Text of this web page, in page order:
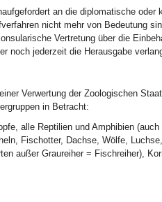
an die diplomatische oder
nicht mehr von Bedeutung
Vertretung über die
noch jederzeit die Herausgabe
Verwertung der Zoologischen
in Betracht:
alle Reptilien und Amphibien (auch
Fischotter, Dachse, Wölfe,
außer Graureiher = Fischreiher),